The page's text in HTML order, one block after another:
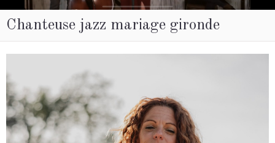
Chanteuse jazz mariage gironde